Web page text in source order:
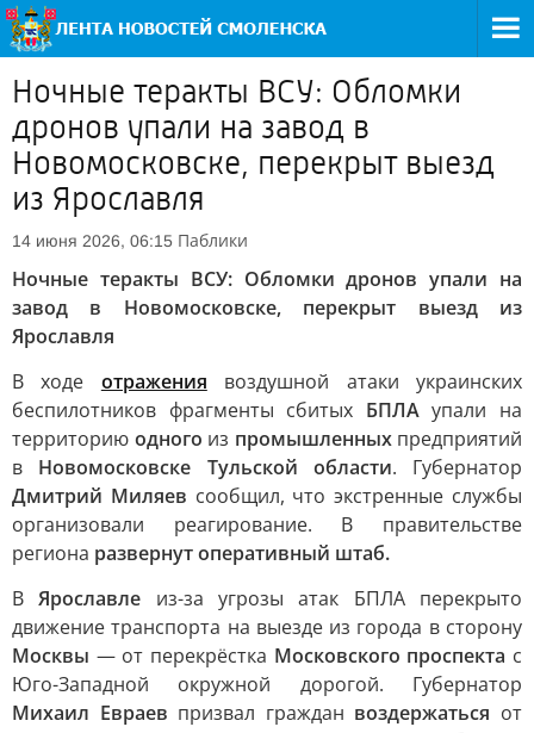
Ночные теракты ВСУ: Обломки
дронов упали на завод в
Новомосковске, перекрыт выезд
из Ярославля
14 июня 2026, 06:15 Паблики
Ночные теракты ВСУ: Обломки дронов упали на
завод в Новомосковске, перекрыт выезд из
Ярославля
В ходе отражения воздушной атаки украинских
беспилотников фрагменты сбитых БПЛАупали на
территорию одного из промышленныхпредприятий
в Новомосковске Тульской области. Губернатор
Дмитрий Миляев сообщил, что экстренные службы
организовали реагирование. В правительстве
региона развернут оперативный штаб.
ВЯрославле из-за угрозы атак БПЛА перекрыто
движение транспорта на выезде из города в сторону
Москвы — от перекрёстка Московского проспекта с
Юго-Западной окружной дорогой. Губернатор
Михаил Евраев призвал граждан воздержаться от